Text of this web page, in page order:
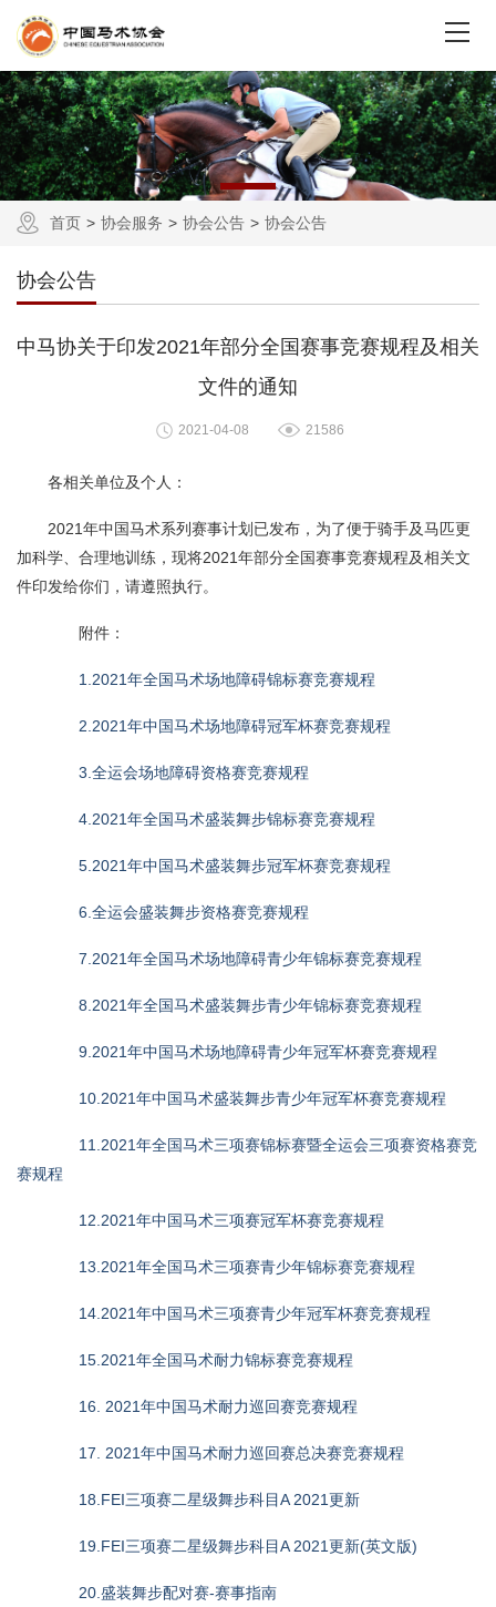
首页 协会服务 协会公告 协会公告
协会公告
中马协关于印发2021年部分全国赛事竞赛规程及相关
文件的通知
2021-04-08 21586
各相关单位及个人：
2021年中国马术系列赛事计划已发布，为了便于骑手及马匹更
加科学、合理地训练，现将2021年部分全国赛事竞赛规程及相关文
件印发给你们，请遵照执行。
附件：
1.2021年全国马术场地障碍锦标赛竞赛规程
2.2021年中国马术场地障碍冠军杯赛竞赛规程
3.全运会场地障碍资格赛竞赛规程
4.2021年全国马术盛装舞步锦标赛竞赛规程
5.2021年中国马术盛装舞步冠军杯赛竞赛规程
6.全运会盛装舞步资格赛竞赛规程
7.2021年全国马术场地障碍青少年锦标赛竞赛规程
8.2021年全国马术盛装舞步青少年锦标赛竞赛规程
9.2021年中国马术场地障碍青少年冠军杯赛竞赛规程
10.2021年中国马术盛装舞步青少年冠军杯赛竞赛规程
11.2021年全国马术三项赛锦标赛暨全运会三项赛资格赛竞
赛规程
12.2021年中国马术三项赛冠军杯赛竞赛规程
13.2021年全国马术三项赛青少年锦标赛竞赛规程
14.2021年中国马术三项赛青少年冠军杯赛竞赛规程
15.2021年全国马术耐力锦标赛竞赛规程
16. 2021年中国马术耐力巡回赛竞赛规程
17. 2021年中国马术耐力巡回赛总决赛竞赛规程
18.FEI三项赛二星级舞步科目A 2021更新
19.FEI三项赛二星级舞步科目A 2021更新(英文版)
20.盛装舞步配对赛-赛事指南